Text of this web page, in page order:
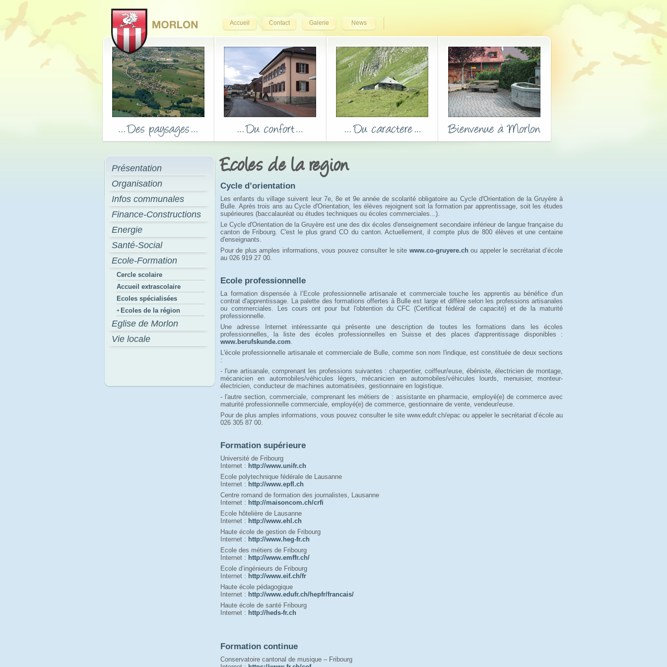
Accueil Contact Galerie News
Présentation
Organisation
Infos communales
Finance-Constructions
Energie
Santé-Social
Ecole-Formation
Cercle scolaire
Accueil extrascolaire
Ecoles spécialisées
Ecoles de la région
Eglise de Morlon
Vie locale
Ecoles de la region
Cycle d’orientation
Les enfants du village suivent leur 7e, 8e et 9e année de scolarité obligatoire au Cycle d'Orientation de la Gruyère à
Bulle. Après trois ans au Cycle d'Orientation, les élèves rejoignent soit la formation par apprentissage, soit les études
supérieures (baccalauréat ou études techniques ou écoles commerciales...).
Le Cycle d'Orientation de la Gruyère est une des dix écoles d'enseignement secondaire inférieur de langue française du
canton de Fribourg. C'est le plus grand CO du canton. Actuellement, il compte plus de 800 élèves et une centaine
d'enseignants.
Pour de plus amples informations, vous pouvez consulter le site www.co-gruyere.ch ou appeler le secrétariat d’école
au 026 919 27 00.
Ecole professionnelle
La formation dispensée à l’Ecole professionnelle artisanale et commerciale touche les apprentis au bénéfice d'un
contrat d'apprentissage. La palette des formations offertes à Bulle est large et diffère selon les professions artisanales
ou commerciales. Les cours ont pour but l'obtention du CFC (Certificat fédéral de capacité) et de la maturité
professionnelle.
Une adresse Internet intéressante qui présente une description de toutes les formations dans les écoles
professionnelles, la liste des écoles professionnelles en Suisse et des places d'apprentissage disponibles :
www.berufskunde.com.
L'école professionnelle artisanale et commerciale de Bulle, comme son nom l'indique, est constituée de deux sections
:
- l'une artisanale, comprenant les professions suivantes : charpentier, coiffeur/euse, ébéniste, électricien de montage,
mécanicien en automobiles/véhicules légers, mécanicien en automobiles/véhicules lourds, menuisier, monteur-
électricien, conducteur de machines automatisées, gestionnaire en logistique.
- l'autre section, commerciale, comprenant les métiers de : assistante en pharmacie, employé(e) de commerce avec
maturité professionnelle commerciale, employé(e) de commerce, gestionnaire de vente, vendeur/euse.
Pour de plus amples informations, vous pouvez consulter le site www.edufr.ch/epac ou appeler le secrétariat d’école au
026 305 87 00.
Formation supérieure
Université de Fribourg
Internet : http://www.unifr.ch
Ecole polytechnique fédérale de Lausanne
Internet : http://www.epfl.ch
Centre romand de formation des journalistes, Lausanne
Internet : http://maisoncom.ch/crfi
Ecole hôtelière de Lausanne
Internet : http://www.ehl.ch
Haute école de gestion de Fribourg
Internet : http://www.heg-fr.ch
Ecole des métiers de Fribourg
Internet : http://www.emffr.ch/
Ecole d’ingénieurs de Fribourg
Internet : http://www.eif.ch/fr
Haute école pédagogique
Internet : http://www.edufr.ch/hepfr/francais/
Haute école de santé Fribourg
Internet : http://heds-fr.ch
Formation continue
Conservatoire cantonal de musique – Fribourg